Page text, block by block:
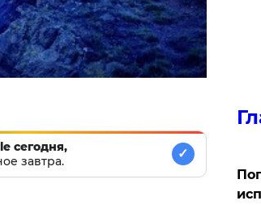
сегодня,
завтра.
✓